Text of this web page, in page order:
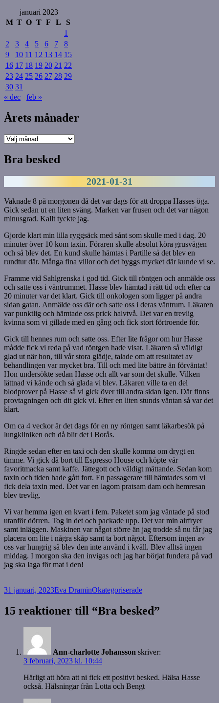
januari 2023
M T O T F L
S
1
2
3 4 5 6 7
8
9
10 11 12 13 14 15
16 17 18 19 20 21 22
23 24 25 26 27 28 29
30 31
« dec
feb »
Årets månader
Årets
Bra besked
2021-01-31
Vaknade 8 på morgonen då det var dags för att droppa Hasses öga.
Gick sedan ut en liten sväng. Marken var frusen och det var någon
minusgrad. Kallt tyckte jag.
Gjorde klart min lilla ryggsäck med sånt som skulle med i dag. 20
minuter över 10 kom taxin. Föraren skulle absolut köra grusvägen
och så blev det. En kund skulle hämtas i Partille så det blev en
rundtur där. Många fina villor och det byggs mycket där kunde vi se.
Framme vid Sahlgrenska i god tid. Gick till röntgen och anmälde oss
och satte oss i väntrummet. Hasse blev hämtad i rätt tid och efter ca
20 minuter var det klart. Gick till onkologen som ligger på andra
sidan gatan. Anmälde oss där och satte oss i deras väntrum. Läkaren
var punktlig och hämtade oss prick halvtvå. Det var en trevlig
kvinna som vi gillade med en gång och fick stort förtroende för.
Gick till hennes rum och satte oss. Efter lite frågor om hur Hasse
mådde fick vi reda på vad röntgen hade visat. Läkaren så väldigt
glad ut när hon, till vår stora glädje, talade om att resultatet av
behandlingen var mycket bra. Till och med lite bättre än förväntat!
Hon undersökte sedan Hasse och allt var som det skulle. Vilken
lättnad vi kände och så glada vi blev. Läkaren ville ta en del
blodprover på Hasse så vi gick över till andra sidan igen. Där finns
provtagningen och dit gick vi. Efter en liten stunds väntan så var det
klart.
Om ca 4 veckor är det dags för en ny röntgen samt läkarbesök på
lungkliniken och då blir det i Borås.
Ringde sedan efter en taxi och den skulle komma om drygt en
timme. Vi gick då bort till Espresso House och köpte vår
favoritmacka samt kaffe. Jättegott och väldigt mättande. Sedan kom
taxin och tiden hade gått fort. En passagerare till hämtades som vi
fick dela taxin med. Det var en lagom pratsam dam och hemresan
blev trevlig.
Vi var hemma igen en kvart i fem. Paketet som jag väntade på stod
utanför dörren. Tog in det och packade upp. Det var min airfryer
samt inläggen. Maskinen var något större än jag trodde så nu får jag
placera om lite i några skåp samt ta bort något. Eftersom ingen av
oss var hungrig så blev den inte använd i kväll. Blev alltså ingen
middag. I morgon ska den invigas och jag har börjat fundera på vad
jag ska laga för mat i den!
Postat
31 januari, 2023Författare
Eva DraminKategorier
Okategoriserade
15 reaktioner till “Bra besked”
Ann-charlotte Johansson skriver:
3 februari, 2023 kl. 10:44
Härligt att höra att ni fick ett positivt besked. Hälsa Hasse
också. Hälsningar från Lotta och Bengt